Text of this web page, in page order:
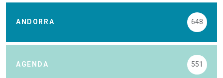
ANDORRA 648
AGENDA 551